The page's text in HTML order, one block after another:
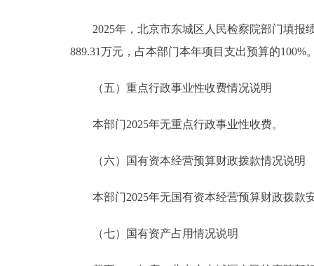
2025年，北京市东城区人民检察院部门填报绩
889.31万元，占本部门本年项目支出预算的100%
（五）重点行政事业性收费情况说明
本部门2025年无重点行政事业性收费。
（六）国有资本经营预算财政拨款情况说明
本部门2025年无国有资本经营预算财政拨款
（七）国有资产占用情况说明